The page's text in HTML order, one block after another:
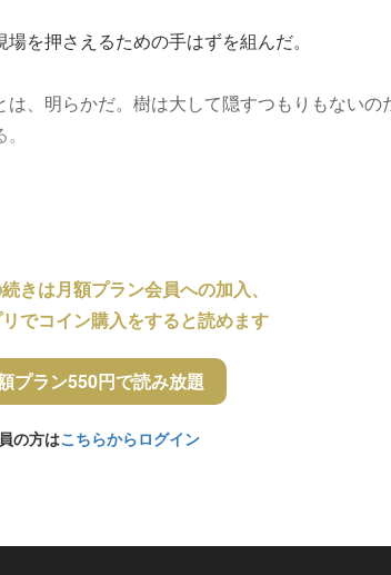
を押さえるための手はずを組んだ。
、明らかだ。樹は大して隠すつもりもないの
きは月額プラン会員への加入、
でコイン購入をすると読めます
プラン550円で読み放題
の方はこちらからログイン